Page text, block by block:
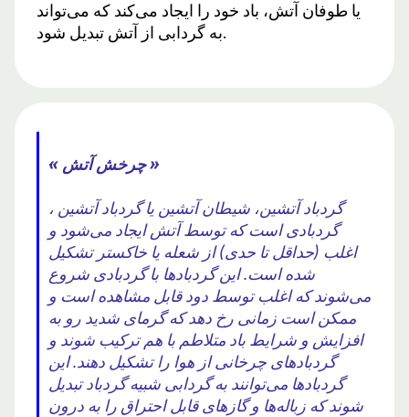
یا طوفان آتش، باد خود را ایجاد می‌کند که می‌تواند
به گردابی از آتش تبدیل شود.
« چرخش آتش »
گردباد آتشین، شیطان آتشین یا گردباد آتشین ،
گردبادی است که توسط آتش ایجاد می‌شود و
اغلب (حداقل تا حدی) از شعله یا خاکستر تشکیل
شده است. این گردبادها با گردبادی شروع
می‌شوند که اغلب توسط دود قابل مشاهده است و
ممکن است زمانی رخ دهد که گرمای شدید رو به
افزایش و شرایط باد متلاطم با هم ترکیب شوند و
گردبادهای چرخانی از هوا را تشکیل دهند. این
گردبادها می‌توانند به گردابی شبیه گردباد تبدیل
شوند که زباله‌ها و گازهای قابل احتراق را به درون